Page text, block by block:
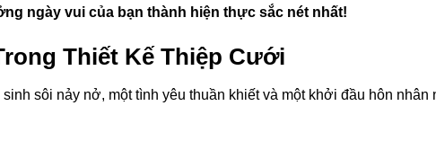
ngày vui của bạn thành hiện thực sắc nét nhất!
Thiết Kế Thiệp Cưới
sôi nảy nở, một tình yêu thuần khiết và một khởi đầu hôn nhân